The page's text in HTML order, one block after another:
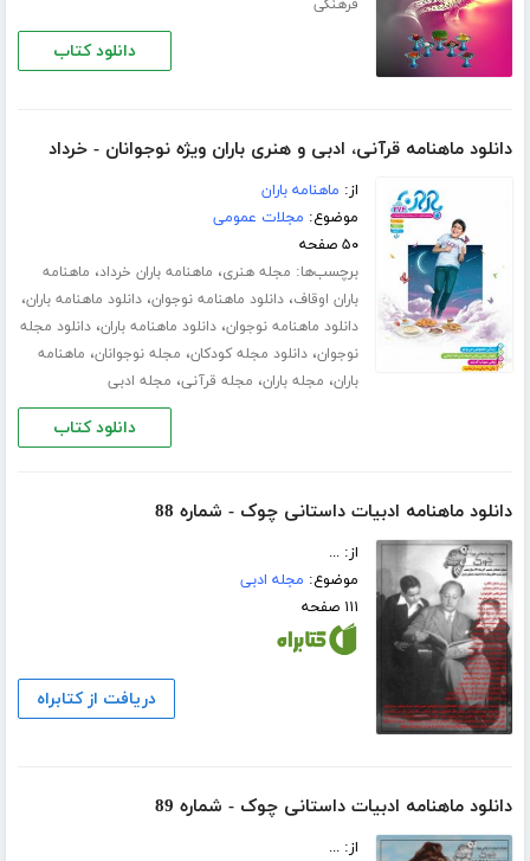
فرهنگی
دانلود کتاب
دانلود ماهنامه قرآنی، ادبی و هنری باران ویژه نوجوانان - خرداد
از: ماهنامه باران
موضوع: مجلات عمومی
۵۰ صفحه
برچسب‌ها: مجله هنری، ماهنامه باران خرداد، ماهنامه
باران اوقاف،دانلود ماهنامه نوجوان،دانلود ماهنامه باران،
دانلود ماهنامه نوجوان،دانلود ماهنامه باران،دانلود مجله
نوجوان،دانلود مجله کودکان، مجله نوجوانان، ماهنامه
باران، مجله باران، مجله قرآنی، مجله ادبی
دانلود کتاب
دانلود ماهنامه ادبیات داستانی چوک - شماره 88
از: ...
موضوع: مجله ادبی
۱۱۱ صفحه
دریافت از کتابراه
دانلود ماهنامه ادبیات داستانی چوک - شماره 89
از: ...